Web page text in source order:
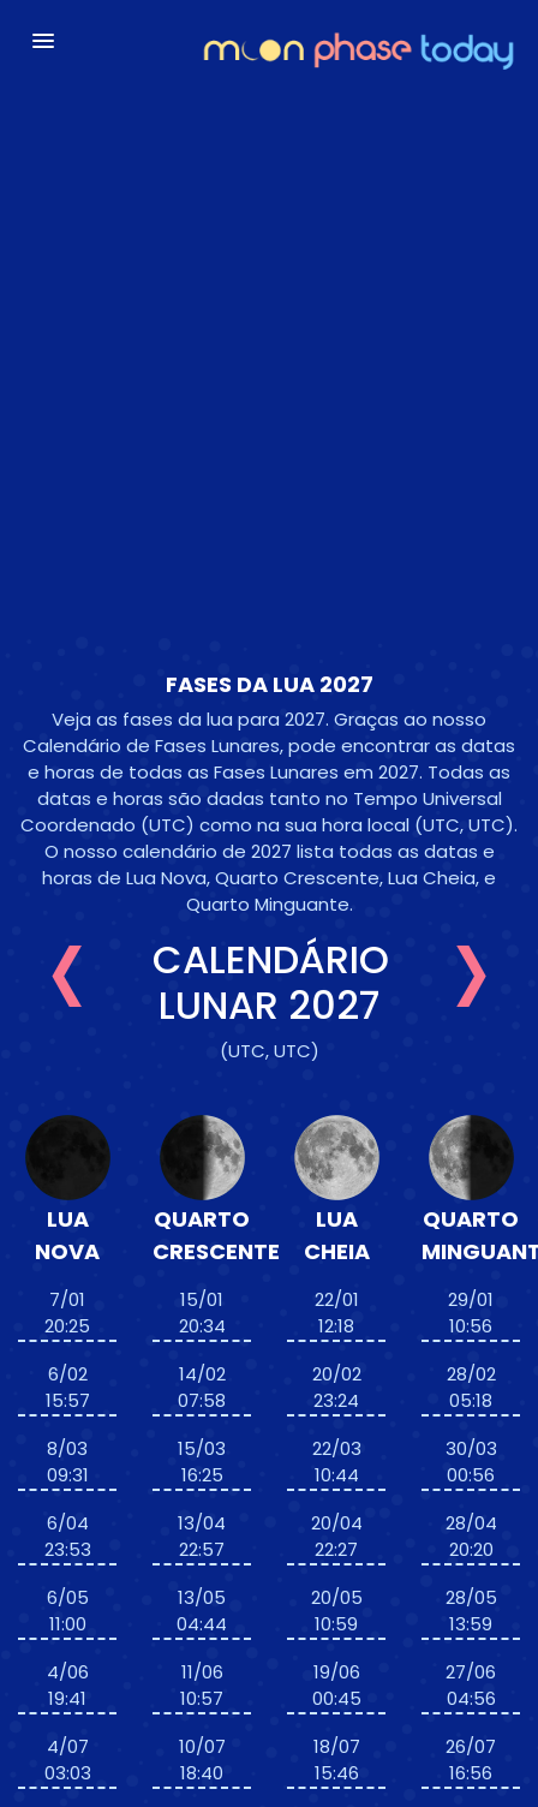
FASES DA LUA 2027
Veja as fases da lua para 2027. Graças ao nosso
Calendário de Fases Lunares, pode encontrar as datas
e horas de todas as Fases Lunares em 2027. Todas as
datas e horas são dadas tanto no Tempo Universal
Coordenado (UTC) como na sua hora local (UTC, UTC).
O nosso calendário de 2027 lista todas as datas e
horas de Lua Nova, Quarto Crescente, Lua Cheia, e
Quarto Minguante.
‹
CALENDÁRIO
LUNAR 2027
(UTC, UTC) ›
LUA
NOVA
7/01
20:25
6/02
15:57
8/03
09:31
6/04
23:53
6/05
11:00
4/06
19:41
4/07
03:03
QUARTO
CRESCENTE
15/01
20:34
14/02
07:58
15/03
16:25
13/04
22:57
13/05
04:44
11/06
10:57
10/07
18:40
LUA
CHEIA
22/01
12:18
20/02
23:24
22/03
10:44
20/04
22:27
20/05
10:59
19/06
00:45
18/07
15:46
QUARTO
29/01
10:56
28/02
05:18
30/03
00:56
28/04
20:20
28/05
13:59
27/06
04:56
26/07
16:56